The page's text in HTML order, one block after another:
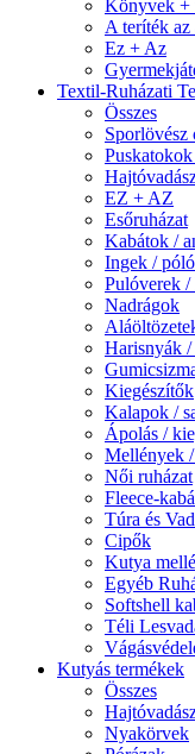
Könyvek +
A teríték az
Ez + Az
Textil-Ruházati
Összes
Sporlövész
EZ + AZ
Esőruházat
Kabátok /
Ingek /
Pulóverek
Nadrágok
Harisnyák
Kiegészítők
Kalapok /
Ápolás /
Mellények
Női ruházat
Fleece-
Túra és
Cipők
Kutya
Egyéb
Softshell
Téli
Kutyás termékek
Összes
Nyakörvek